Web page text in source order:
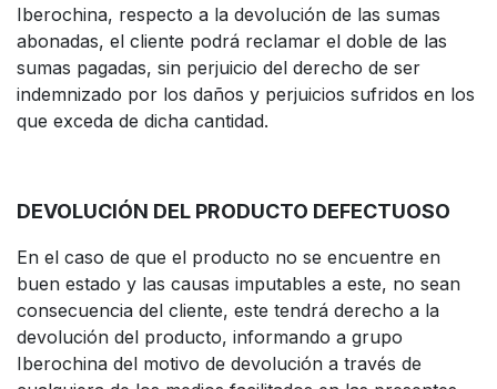
Iberochina, respecto a la devolución de las sumas
abonadas, el cliente podrá reclamar el doble de las
sumas pagadas, sin perjuicio del derecho de ser
indemnizado por los daños y perjuicios sufridos en los
que exceda de dicha cantidad.
DEVOLUCIÓN DEL PRODUCTO DEFECTUOSO
En el caso de que el producto no se encuentre en
buen estado y las causas imputables a este, no sean
consecuencia del cliente, este tendrá derecho a la
devolución del producto, informando a grupo
Iberochina del motivo de devolución a través de